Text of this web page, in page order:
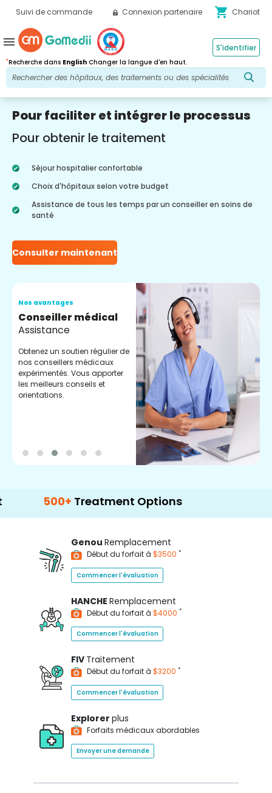
Suivi de commande Connexion partenaire shopping_cart Chariot
*Recherche dans English Changer la langue d'en haut.
S'identifier
menu
Pour faciliter et intégrer le processus
Pour obtenir le traitement
Séjour hospitalier confortable
Choix d'hôpitaux selon votre budget
Assistance de tous les temps par un conseiller en soins de
santé
Consulter maintenant
Nos avantages
Conseiller médical
Assistance
Obtenez un soutien régulier de
nos conseillers médicaux
expérimentés. Vous apporter
les meilleurs conseils et
orientations.
Treatment Options
Genou Remplacement
Début du forfait à $3500 *
Commencer l'évaluation
HANCHE Remplacement
Début du forfait à $4000 *
Commencer l'évaluation
FIV Traitement
Début du forfait à $3200 *
Commencer l'évaluation
Explorer plus
Forfaits médicaux abordables
Envoyer une demande